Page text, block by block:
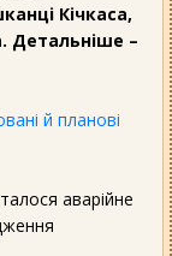
Кічкаса,
Детальніше –
й планові
аварійне